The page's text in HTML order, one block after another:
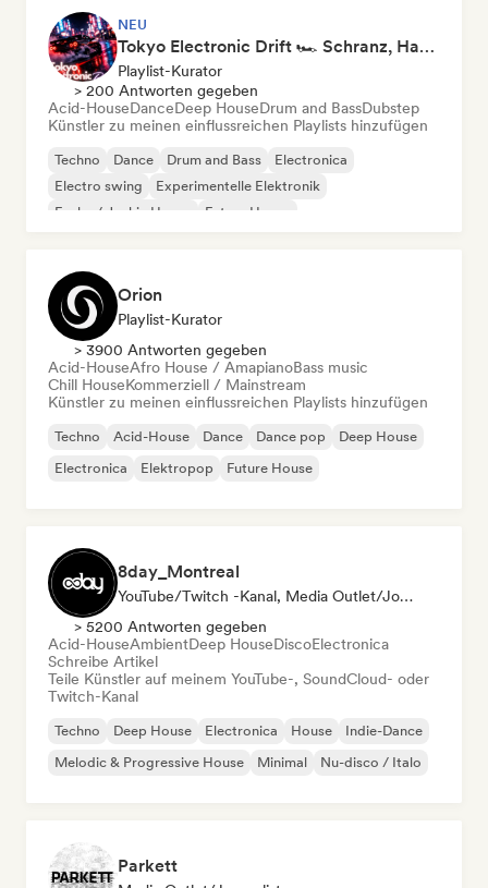
NEU
Tokyo Electronic Drift 🏎️ Schranz, Hard Techno & Anime EDM
Playlist-Kurator
> 200 Antworten gegeben
Acid-HouseDanceDeep HouseDrum and BassDubstep
Künstler zu meinen einflussreichen Playlists hinzufügen
Techno Dance Drum and Bass
Electronica
Electro swing
Experimentelle Elektronik
Funky / Jackin House
Future House
Orion
Playlist-Kurator
> 3900 Antworten gegeben
Acid-HouseAfro House / AmapianoBass music
Chill HouseKommerziell / Mainstream
Künstler zu meinen einflussreichen Playlists hinzufügen
Techno Acid-House Dance Dance pop
Deep House
Electronica
Elektropop Future House
8day_Montreal
YouTube/Twitch -Kanal, Media Outlet/Journalist
> 5200 Antworten gegeben
Acid-HouseAmbientDeep HouseDiscoElectronica
Schreibe Artikel
Teile Künstler auf meinem YouTube-, SoundCloud- oder
Twitch-Kanal
Techno Deep House Electronica House
Indie-Dance
Melodic & Progressive House
Minimal Nu-disco / Italo
Parkett